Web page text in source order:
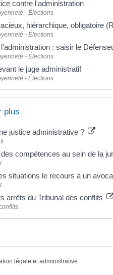
contre l'administration
- Élections
hiérarchique, obligatoire
- Élections
: saisir le
- Élections
le juge administratif
- Élections
plus
justice administrative ?
compétences au sein de la
situations le recours à un
arrêts du Tribunal des conflits
légale et administrative